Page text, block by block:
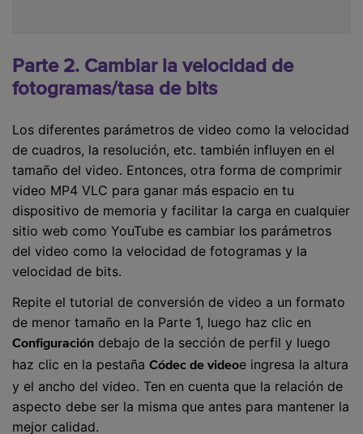
Parte 2. Cambiar la velocidad de
fotogramas/tasa de bits
Los diferentes parámetros de video como la velocidad
de cuadros, la resolución, etc. también influyen en el
tamaño del video. Entonces, otra forma de comprimir
video MP4 VLC para ganar más espacio en tu
dispositivo de memoria y facilitar la carga en cualquier
sitio web como YouTube es cambiar los parámetros
del video como la velocidad de fotogramas y la
velocidad de bits.
Repite el tutorial de conversión de video a un formato
de menor tamaño en la Parte 1, luego haz clic en
Configuración debajo de la sección de perfil y luego
haz clic en la pestaña Códec de videoe ingresa la altura
y el ancho del video. Ten en cuenta que la relación de
aspecto debe ser la misma que antes para mantener la
mejor calidad.